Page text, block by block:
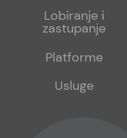
sub
Lobiranje i
zastupanje
Platforme
Usluge